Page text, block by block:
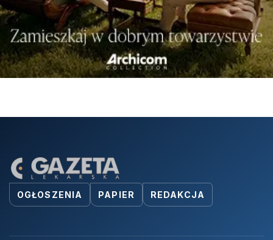
OGŁOSZENIA PAPIER REDAKCJA